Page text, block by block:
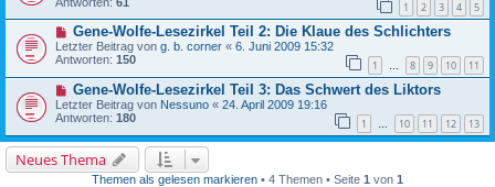
1 2 3 4 5
Gene-Wolfe-Lesezirkel Teil 2: Die Klaue des Schlichters
Letzter Beitrag von g. b. corner « 6. Juni 2009 15:32
Antworten: 150 1 … 8 9 10 11
Gene-Wolfe-Lesezirkel Teil 3: Das Schwert des Liktors
Letzter Beitrag von Nessuno « 24. April 2009 19:16
Antworten: 180 1 … 10 11 12 13
Neues Thema
Themen als gelesen markieren • 4 Themen • Seite 1 von 1